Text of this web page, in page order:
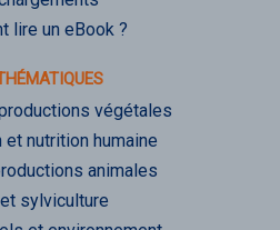
lire un eBook ?
végétales
nutrition humaine
animales
sylviculture